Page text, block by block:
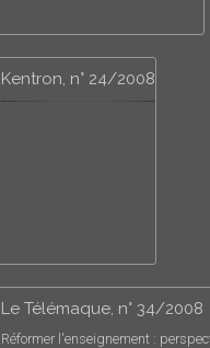
Kentron, n° 24/2008
Le Télémaque, n° 34/2008
Réformer l'enseignement :